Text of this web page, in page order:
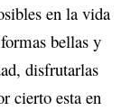
en la vida
bellas y
disfrutarlas
cierto esta en